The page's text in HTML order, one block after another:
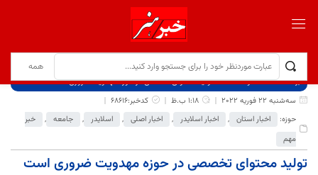
برگ نخست نوشته‌ها
تولید محتوای تخصصی در حوزه مهدویت ضروری است
سه‌شنبه 22 فوریه 2022
1:18 ب.ظ
کدخبر:68616
حوزه:
اخبار استان , اخبار اسلایدر , اخبار اصلی , اسلایدر , جامعه ,
خبر
مهم
تولید محتوای تخصصی در حوزه مهدویت ضروری است